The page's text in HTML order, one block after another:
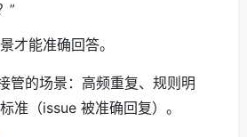
”
才能准确回答。
管的场景：高频重复、规则明
准（issue 被准确回复）。